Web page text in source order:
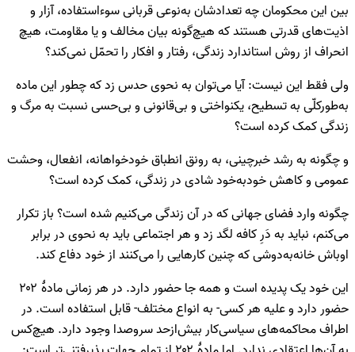
بین این محکومان چه تعدادشان به‌نوعی قربانی سوءاستفاده، آزار و
اذیت‌های قدرتی هستند که هیچ‌گونه بیان مخالف و یا مقاومت، هیچ
انحراف از روش استاندارد زندگی، رفتار و افکار را تحمّل نمی‌کند؟
ولی فقط این نیست: آیا می‌توان به نحوی حدس زد که چطور این ماده
به‌طورکلّی به تسطیح، یکنواختی و بی‌قانونی و بی‌حسی نسبت به مرگ و
زندگی کمک کرده است؟
و چگونه به رشد خبرچینی، به رونق انطباق خودخواهانه، انفعال، وحشت
عمومی و کاهش خودبه‌خود شادی در زندگی، کمک کرده است؟
چگونه وارد فضای جهانی که در آن زندگی می‌کنیم شده است؟ باز تکرار
می‌کنم، نباید به دَرِ کافه لگد زد و هر اجتماعی باید به نحوی در برابر
اوباش خانه‌به‌دوشی که چنین کارهایی را می‌کنند از خود دفاع کند.
این خود یک پدیده است و همه جا حضور دارد. در هر زمانی مادۀ ۲۰۲
حضور دارد و علیه هر کسی- به انواع مختلف- قابل استفاده است. در
اطراف محاکمه‌های سیاسی‌کار بیش‌ازحد سروصدا وجود دارد. هیچ‌کس